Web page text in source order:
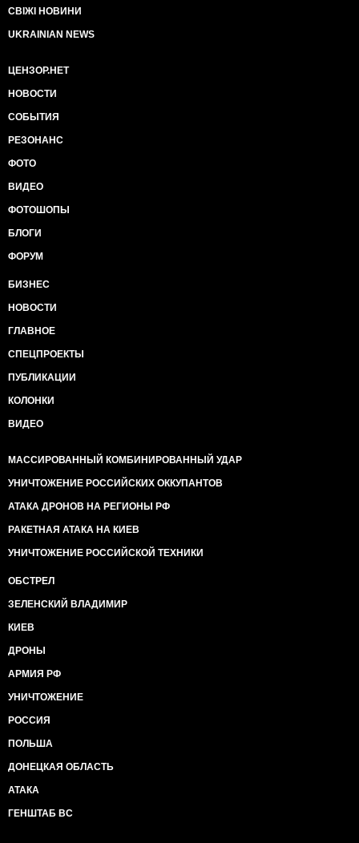
СВІЖІ НОВИНИ
UKRAINIAN NEWS
ЦЕНЗОР.НЕТ
НОВОСТИ
СОБЫТИЯ
РЕЗОНАНС
ФОТО
ВИДЕО
ФОТОШОПЫ
БЛОГИ
ФОРУМ
БИЗНЕС
НОВОСТИ
ГЛАВНОЕ
СПЕЦПРОЕКТЫ
ПУБЛИКАЦИИ
КОЛОНКИ
ВИДЕО
МАССИРОВАННЫЙ КОМБИНИРОВАННЫЙ УДАР
УНИЧТОЖЕНИЕ РОССИЙСКИХ ОККУПАНТОВ
АТАКА ДРОНОВ НА РЕГИОНЫ РФ
РАКЕТНАЯ АТАКА НА КИЕВ
УНИЧТОЖЕНИЕ РОССИЙСКОЙ ТЕХНИКИ
ОБСТРЕЛ
ЗЕЛЕНСКИЙ ВЛАДИМИР
КИЕВ
ДРОНЫ
АРМИЯ РФ
УНИЧТОЖЕНИЕ
РОССИЯ
ПОЛЬША
ДОНЕЦКАЯ ОБЛАСТЬ
АТАКА
ГЕНШТАБ ВС